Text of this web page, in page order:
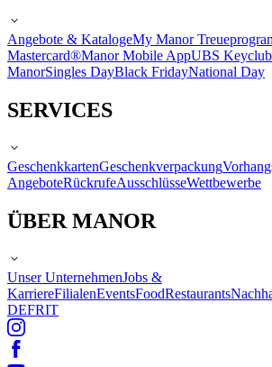
Angebote & KatalogeMy Manor
Mastercard®Manor Mobile AppUBS Keyclub
ManorSingles DayBlack FridayNational Day
SERVICES
GeschenkkartenGeschenkverpackung
AngeboteRückrufeAusschlüsseWettbewerbe
ÜBER MANOR
Unser UnternehmenJobs &
KarriereFilialenEventsFoodRestaurants
DEFRIT